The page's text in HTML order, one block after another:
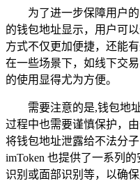
为了进一步保障用户
的钱包地址显示，用户可
方式不仅更加便捷，还能
在一些场景下，如线下交
的使用显得尤为方便。
需要注意的是,钱包地
过程中也需要谨慎保护，
将钱包地址泄露给不法分
imToken 也提供了一系列
识别或面部识别等，以确